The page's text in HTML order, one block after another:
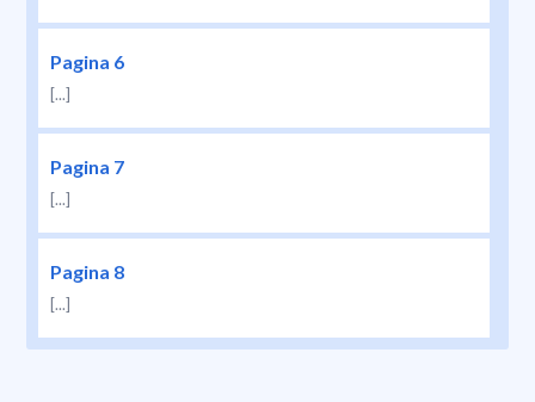
Pagina 6
[...]
Pagina 7
[...]
Pagina 8
[...]